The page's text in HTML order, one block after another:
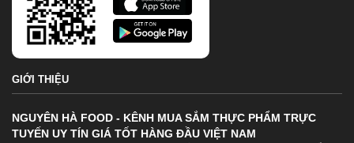
GIỚI THIỆU
NGUYÊN HÀ FOOD - KÊNH MUA SẮM THỰC PHẨM TRỰC
TUYẾN UY TÍN GIÁ TỐT HÀNG ĐẦU VIỆT NAM